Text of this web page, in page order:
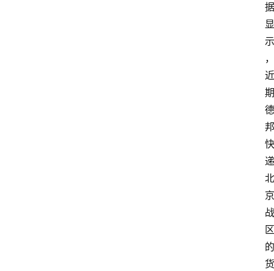
据
显
示
，
近
期
德
邦
快
递
北
京
战
区
的
货